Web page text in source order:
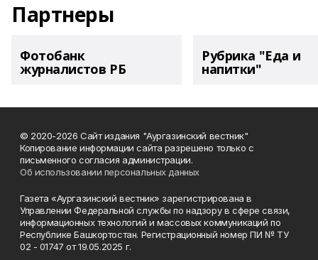
Партнеры
Фотобанк
журналистов РБ
Рубрика "Еда и
напитки"
© 2020-2026 Сайт издания "Аургазинский вестник"
Копирование информации сайта разрешено только с
письменного согласия администрации.
Об использовании персональных данных
Газета «Аургазинский вестник» зарегистрирована в
Управлении Федеральной службы по надзору в сфере связи,
информационных технологий и массовых коммуникаций по
Республике Башкортостан. Регистрационный номер ПИ № ТУ
02 - 01747 от 19.05.2025 г.